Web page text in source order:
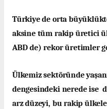
Türkiye de orta
aksine tüm rakip üretici
ABD de) rekor üretimler
Ülkemiz sektöründe
dengesindeki nerede ise
arz düzeyi, bu rakip